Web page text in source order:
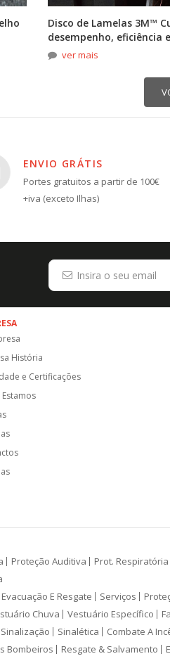
Disco de Lamelas 3M™
desempenho, eficiência
ver mais
ENVIO GRÁTIS
Portes gratuitos a partir de 100€
+iva (exceto Ilhas)
História
e Certificações
Proteção Auditiva Prot. Respiratória
Evacuação E Resgate Serviços
Chuva Vestuário Específico
Sinalização Sinalética Combate A
Bombeiros Resgate & Salvamento